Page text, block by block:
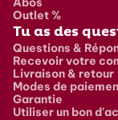
Outlet %
Tu as des
Questions &
Recevoir votre
Livraison & retour
Modes de
Garantie
Utiliser un bon